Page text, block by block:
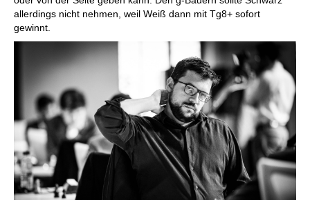
allerdings nicht nehmen, weil Weiß dann mit Tg8+ sofort
gewinnt.